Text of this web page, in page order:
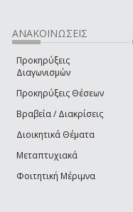
ΑΝΑΚΟΙΝΩΣΕΙΣ
Προκηρύξεις
Διαγωνισμών
Προκηρύξεις Θέσεων
Βραβεία / Διακρίσεις
Διοικητικά Θέματα
Μεταπτυχιακά
Φοιτητική Μέριμνα